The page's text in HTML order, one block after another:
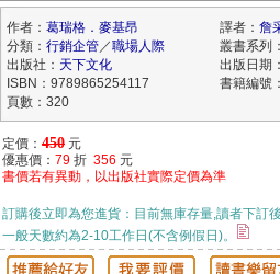
作者： 葛瑞格．麥基昂 譯者： 詹
分類： 行銷企管／職場人際
叢書系列
出版社： 天下文化
出版日期
ISBN：9789865254117
書籍編號
頁數：320
定價： 450 元
優惠價： 79 折 356 元
書價若有異動，以出版社實際定價為準
訂購後立即為您進貨：目前無庫存量,讀者下訂
一般天數約為2-10工作日(不含例假日)。